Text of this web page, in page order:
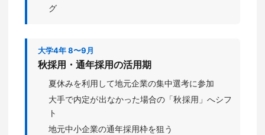
グ
大学4年 8〜9月
秋採用・通年採用の活用期
夏休みを利用して地元企業の集中選考に参加
大手で内定が出なかった場合の「秋採用」へシフ
ト
地元中小企業の通年採用枠を狙う